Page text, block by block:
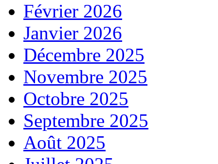
Février 2026
Janvier 2026
Décembre 2025
Novembre 2025
Octobre 2025
Septembre 2025
Août 2025